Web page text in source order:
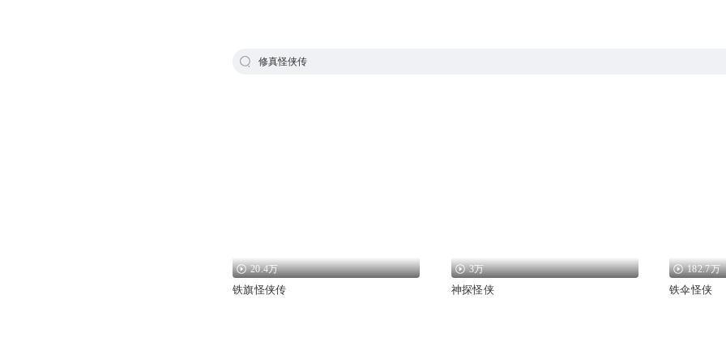
修真怪侠传
20.4万
铁旗怪侠传
3万
神探怪侠
182.7万
铁伞怪侠